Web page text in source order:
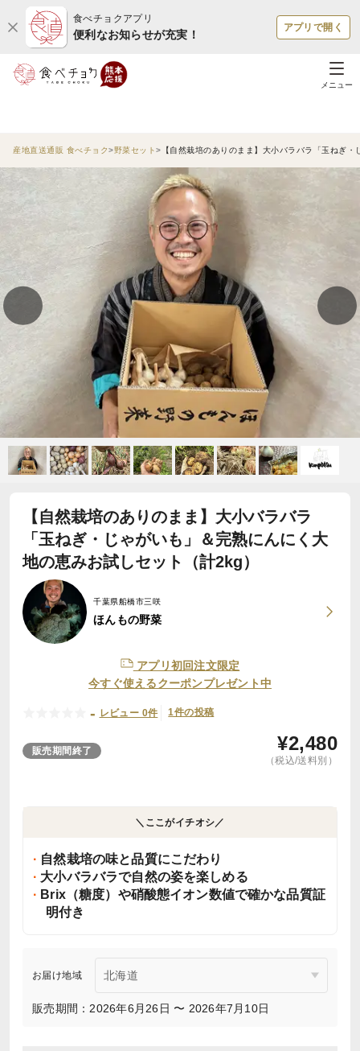
食べチョクアプリ
便利なお知らせが充実！
アプリで開く
メニュー
産地直送通販 食べチョク 野菜セット 【自然栽培のありのまま】大小バラバラ「玉ねぎ
【自然栽培のありのまま】大小バラバラ
「玉ねぎ・じゃがいも」＆完熟にんにく大
地の恵みお試しセット（計2kg）
千葉県船橋市三咲
ほんもの野菜
アプリ初回注文限定
今すぐ使えるクーポンプレゼント中
- レビュー 0件 1件の投稿
販売期間終了 ¥2,480
（税込/送料別）
＼ここがイチオシ／
自然栽培の味と品質にこだわり
大小バラバラで自然の姿を楽しめる
Brix（糖度）や硝酸態イオン数値で確かな品質証
明付き
お届け地域
販売期間：2026年6月26日 〜 2026年7月10日